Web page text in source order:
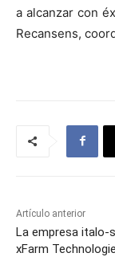
a alcanzar con
Recansens,
Artículo anterior
La empresa italo-
xFarm